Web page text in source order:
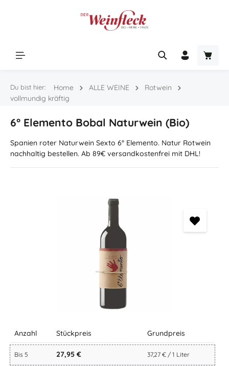
Du bist hier: Home ALLE WEINE
Rotwein
vollmundig kräftig
6° Elemento Bobal Naturwein (Bio)
Spanien roter Naturwein Sexto 6° Elemento. Natur Rotwein
nachhaltig bestellen. Ab 89€ versandkostenfrei mit DHL!
Anzahl Stückpreis Grundpreis
Bis 5 27,95 € 37,27 € / 1 Liter